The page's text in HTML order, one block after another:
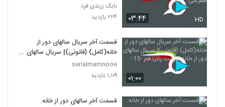
۰۳:۴۴ HD
بابک زرندی فرد
۲۲۴ بازدید
۰۱:۰۰
قسمت آخر سریال سالهای دور از
خانه(کامل) (قانونی)| سریال سالهای
دور از خانه قسمت پانزدهم -15-
serialmamnooe
۱,۱۰۹ بازدید
قسمت آخر.سالهای دور از خانه.